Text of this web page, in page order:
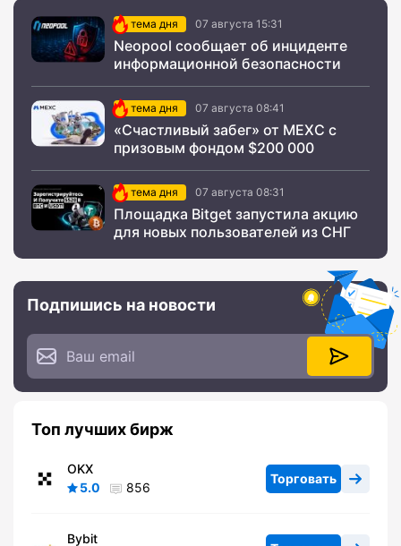
тема дня 07 августа 15:31
Neopool сообщает об инциденте
информационной безопасности
тема дня 07 августа 08:41
«Счастливый забег» от MEXC с
призовым фондом $200 000
тема дня 07 августа 08:31
Площадка Bitget запустила акцию
для новых пользователей из СНГ
Подпишись на новости
Топ лучших бирж
OKX
5.0
856
Торговать
Bybit